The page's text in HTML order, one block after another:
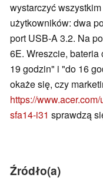
wystarczyć
użytkowników: dwa
port USB-A 3.2. Na
6E. Wreszcie,
19 godzin" i "do 16
okaże się, czy
https://
sfa14-i31 sprawdzą
Źródło(a)